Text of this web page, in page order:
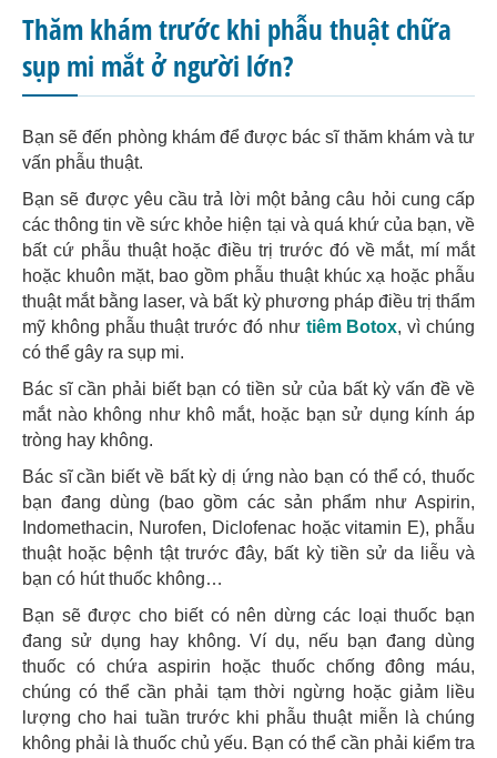
Thăm khám trước khi phẫu thuật chữa
sụp mi mắt ở người lớn?
Bạn sẽ đến phòng khám để được bác sĩ thăm khám và tư
vấn phẫu thuật.
Bạn sẽ được yêu cầu trả lời một bảng câu hỏi cung cấp
các thông tin về sức khỏe hiện tại và quá khứ của bạn, về
bất cứ phẫu thuật hoặc điều trị trước đó về mắt, mí mắt
hoặc khuôn mặt, bao gồm phẫu thuật khúc xạ hoặc phẫu
thuật mắt bằng laser, và bất kỳ phương pháp điều trị thẩm
mỹ không phẫu thuật trước đó như tiêm Botox, vì chúng
có thể gây ra sụp mi.
Bác sĩ cần phải biết bạn có tiền sử của bất kỳ vấn đề về
mắt nào không như khô mắt, hoặc bạn sử dụng kính áp
tròng hay không.
Bác sĩ cần biết về bất kỳ dị ứng nào bạn có thể có, thuốc
bạn đang dùng (bao gồm các sản phẩm như Aspirin,
Indomethacin, Nurofen, Diclofenac hoặc vitamin E), phẫu
thuật hoặc bệnh tật trước đây, bất kỳ tiền sử da liễu và
bạn có hút thuốc không…
Bạn sẽ được cho biết có nên dừng các loại thuốc bạn
đang sử dụng hay không. Ví dụ, nếu bạn đang dùng
thuốc có chứa aspirin hoặc thuốc chống đông máu,
chúng có thể cần phải tạm thời ngừng hoặc giảm liều
lượng cho hai tuần trước khi phẫu thuật miễn là chúng
không phải là thuốc chủ yếu. Bạn có thể cần phải kiểm tra